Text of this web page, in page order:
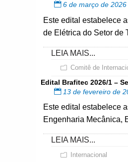
6 de março de 2026
Este edital estabelece
de Elétrica do Setor de
LEIA MAIS...
Comitê de
Edital Brafitec 2026/1 –
13 de fevereiro de
Este edital estabelece
Engenharia Mecânica,
LEIA MAIS...
Internacional